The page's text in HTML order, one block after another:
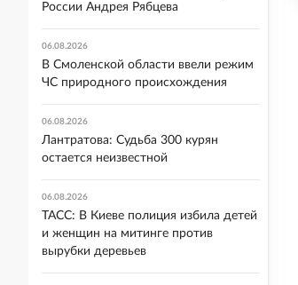
России Андрея Рябцева
06.08.2026
В Смоленской области ввели режим
ЧС природного происхождения
06.08.2026
Лантратова: Судьба 300 курян
остается неизвестной
06.08.2026
ТАСС: В Киеве полиция избила детей
и женщин на митинге против
вырубки деревьев